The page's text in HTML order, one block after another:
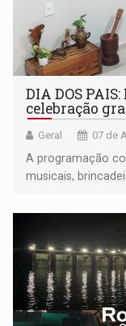
DIA DOS
celebração
Geral 07 de
A programação
musicais,
bolo e canto de